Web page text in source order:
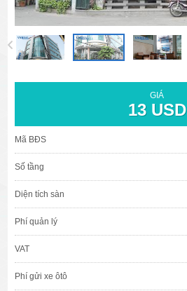
GIÁ
13 USD
Mã BĐS
Số tầng
Diện tích sàn
Phí quản lý
VAT
Phí gửi xe ôtô
văn phòng quận 3
cao ốc văn phòng quận 1